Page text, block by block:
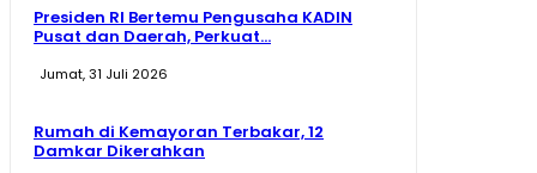
Presiden RI Bertemu Pengusaha KADIN
Pusat dan Daerah, Perkuat...
Jumat, 31 Juli 2026
Rumah di Kemayoran Terbakar, 12
Damkar Dikerahkan